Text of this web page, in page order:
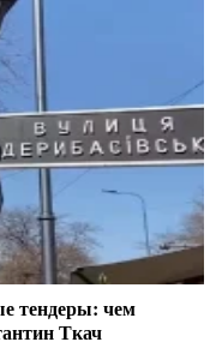
тендеры: чем
Ткач